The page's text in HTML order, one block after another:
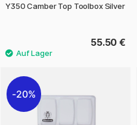
Y350 Camber Top Toolbox Silver
55.50 €
20%